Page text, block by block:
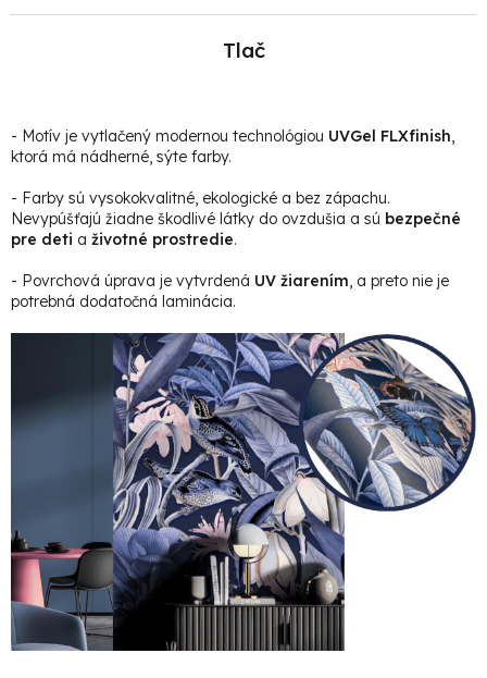
Tlač
- Motív je vytlačený modernou technológiou UVGel FLXfinish,
ktorá má nádherné, sýte farby.
- Farby sú vysokokvalitné, ekologické a bez zápachu.
Nevypúšťajú žiadne škodlivé látky do ovzdušia a sú bezpečné
pre deti a životné prostredie.
- Povrchová úprava je vytvrdená UV žiarením, a preto nie je
potrebná dodatočná laminácia.